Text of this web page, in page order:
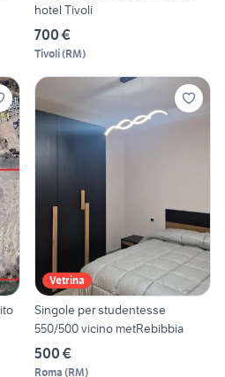
hotel Tivoli
700 €
Tivoli(RM)
Vetrina
Singole per studentesse
550/500 vicino metRebibbia
500 €
Roma (RM)